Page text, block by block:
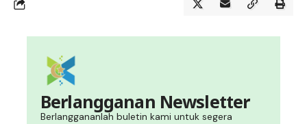
Berlangganan Newsletter
Berlanggananlah buletin kami untuk segera